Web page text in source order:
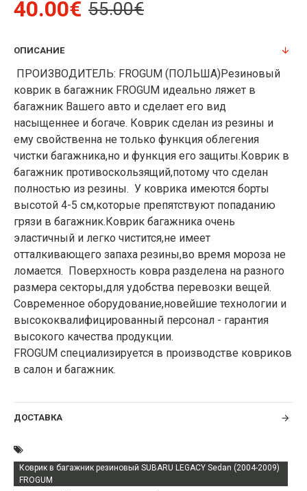
40.00€ 55.00€
ОПИСАНИЕ
ПРОИЗВОДИТЕЛЬ: FROGUM (ПОЛЬША)Резиновый
коврик в багажник FROGUM идеально ляжет в
багажник Вашего авто и сделает его вид
насыщеннее и богаче. Коврик сделан из резины и
ему свойственна не только функция облегения
чистки багажника,но и функция его защиты.Коврик в
багажник противоскользящий,потому что сделан
полностью из резины. У коврика имеются борты
высотой 4-5 см,которые препятствуют попаданию
грязи в багажник.Коврик багажника очень
эластичный и легко чистится,не имеет
отталкивающего запаха резины,во время мороза не
ломается. Поверхность ковра разделена на разного
размера секторы,для удобства перевозки вещей.
Современное оборудование,новейшие технологии и
высококвалифицированный персонал - гарантия
высокого качества продукции.
FROGUM специализируется в производстве ковриков
в салон и багажник.
ДОСТАВКА
Коврик в багажник резиновый SUBARU LEGACY Sedan (2004-2009)
FROGUM